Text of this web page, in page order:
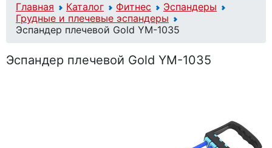
Главная Каталог Фитнес
Эспандеры
Грудные и плечевые эспандеры
Эспандер плечевой Gold YM-1035
Эспандер плечевой Gold YM-1035